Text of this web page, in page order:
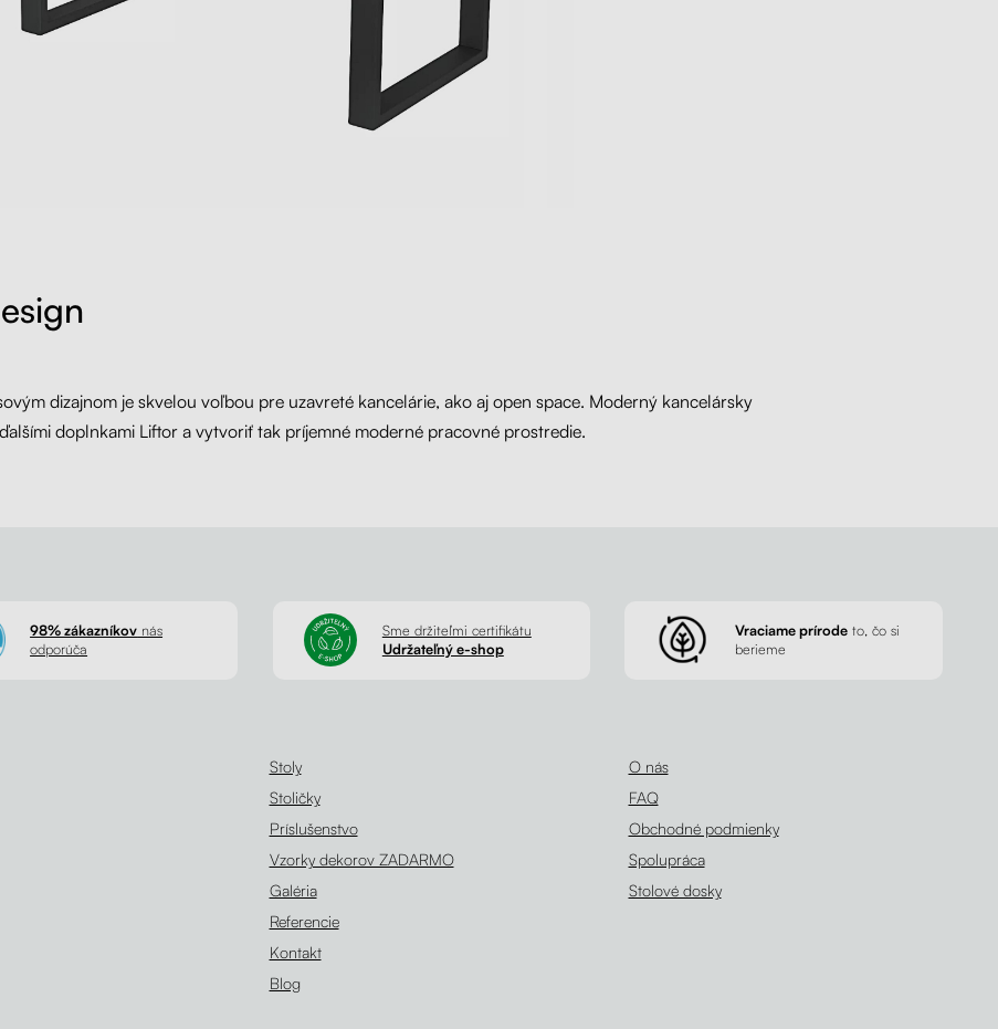
dizajnom je skvelou voľbou pre uzavreté kancelárie, ako aj open space. Moderný kancelársky
doplnkami Liftor a vytvoriť tak príjemné moderné pracovné prostredie.
98% zákazníkov nás
odporúča
Sme držiteľmi certifikátu
Udržateľný e-shop
Vraciame prírodeto, čo si
berieme
Stoly
Stoličky
Príslušenstvo
Vzorky dekorov ZADARMO
Galéria
Referencie
Kontakt
Blog
O nás
FAQ
Obchodné podmienky
Spolupráca
Stolové dosky